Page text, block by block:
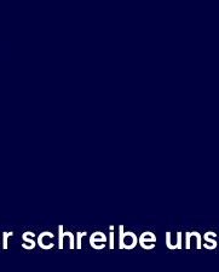
schreibe uns